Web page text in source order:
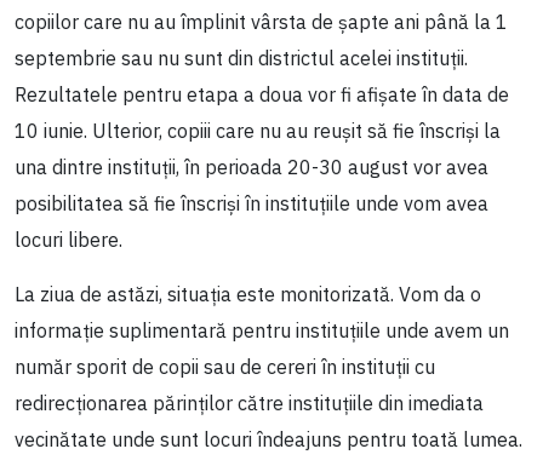
copiilor care nu au împlinit vârsta de șapte ani până la 1
septembrie sau nu sunt din districtul acelei instituții.
Rezultatele pentru etapa a doua vor fi afișate în data de
10 iunie. Ulterior, copiii care nu au reușit să fie înscriși la
una dintre instituții, în perioada 20-30 august vor avea
posibilitatea să fie înscriși în instituțiile unde vom avea
locuri libere.
La ziua de astăzi, situația este monitorizată. Vom da o
informație suplimentară pentru instituțiile unde avem un
număr sporit de copii sau de cereri în instituții cu
redirecționarea părinților către instituțiile din imediata
vecinătate unde sunt locuri îndeajuns pentru toată lumea.